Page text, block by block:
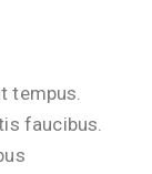
tempus.
faucibus.